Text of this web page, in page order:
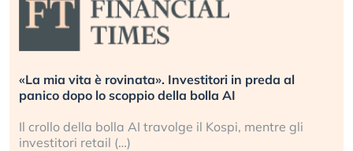
«La mia vita è rovinata». Investitori in preda al
panico dopo lo scoppio della bolla AI
Il crollo della bolla AI travolge il Kospi, mentre gli
investitori retail (…)